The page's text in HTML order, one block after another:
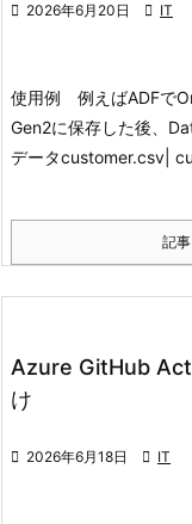
 2026年6月20日  IT
使用例 例えばADFで
Gen2に保存した後、
データcustomer.csv |
記
Azure GitHub
け
 2026年6月18日  IT